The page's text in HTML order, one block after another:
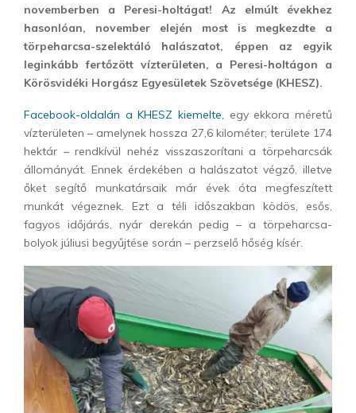
novemberben a Peresi-holtágat! Az elmúlt évekhez
hasonlóan, november elején most is megkezdte a
törpeharcsa-szelektáló halászatot, éppen az egyik
leginkább fertőzött vízterületen, a Peresi-holtágon a
Körösvidéki Horgász Egyesületek Szövetsége (KHESZ).
Facebook-oldalán a KHESZ kiemelte,
egy ekkora méretű
vízterületen – amelynek hossza 27,6 kilométer; területe 174
hektár – rendkívül nehéz visszaszorítani a törpeharcsák
állományát. Ennek érdekében a halászatot végző, illetve
őket segítő munkatársaik már évek óta megfeszített
munkát végeznek. Ezt a téli időszakban ködös, esős,
fagyos időjárás, nyár derekán pedig – a törpeharcsa-
bolyok júliusi begyűjtése során – perzselő hőség kísér.